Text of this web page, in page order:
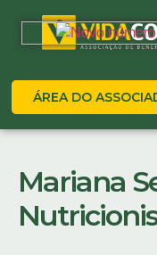
ÁREA DO
Mariana